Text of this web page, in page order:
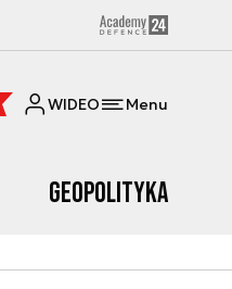
WIDEO Menu
Geopolityka